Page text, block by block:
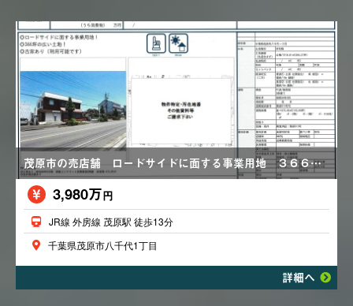
茂原市の売店舗 ロードサイドに面する事業用地 ３６６坪の広い土地
3,980万円
JR線 外房線 茂原駅 徒歩13分
千葉県茂原市八千代1丁目
詳細へ